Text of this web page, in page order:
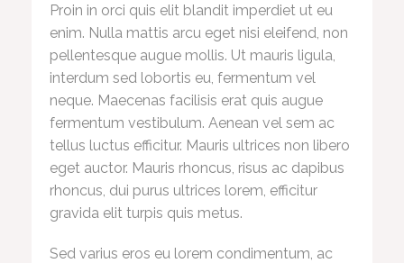
Proin in orci quis elit blandit imperdiet ut eu
enim. Nulla mattis arcu eget nisi eleifend, non
pellentesque augue mollis. Ut mauris ligula,
interdum sed lobortis eu, fermentum vel
neque. Maecenas facilisis erat quis augue
fermentum vestibulum. Aenean vel sem ac
tellus luctus efficitur. Mauris ultrices non libero
eget auctor. Mauris rhoncus, risus ac dapibus
rhoncus, dui purus ultrices lorem, efficitur
gravida elit turpis quis metus.
Sed varius eros eu lorem condimentum, ac